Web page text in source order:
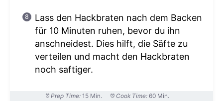
Lass den Hackbraten nach dem Backen
für 10 Minuten ruhen, bevor du ihn
anschneidest. Dies hilft, die Säfte zu
verteilen und macht den Hackbraten
noch saftiger.
Prep Time: 15 Min. Cook Time: 60 Min.